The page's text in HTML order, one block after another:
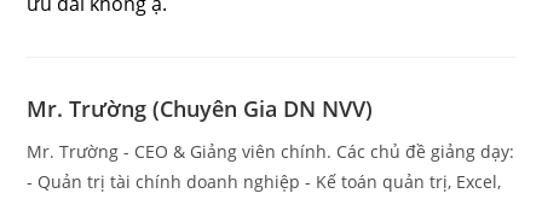
Mr. Trường (Chuyên Gia DN NVV)
Mr. Trường - CEO & Giảng viên chính. Các chủ đề giảng dạy:
- Quản trị tài chính doanh nghiệp - Kế toán quản trị, Excel,